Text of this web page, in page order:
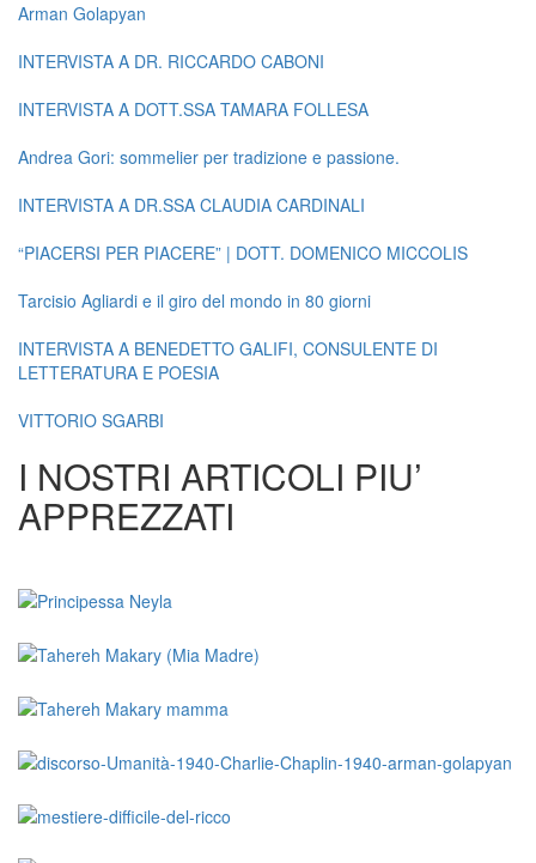
Arman Golapyan
INTERVISTA A DR. RICCARDO CABONI
INTERVISTA A DOTT.SSA TAMARA FOLLESA
Andrea Gori: sommelier per tradizione e passione.
INTERVISTA A DR.SSA CLAUDIA CARDINALI
“PIACERSI PER PIACERE” | DOTT. DOMENICO MICCOLIS
Tarcisio Agliardi e il giro del mondo in 80 giorni
INTERVISTA A BENEDETTO GALIFI, CONSULENTE DI
LETTERATURA E POESIA
VITTORIO SGARBI
I NOSTRI ARTICOLI PIU’
APPREZZATI